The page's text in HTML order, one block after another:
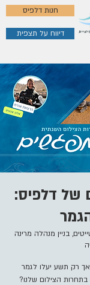
חנות דלפיס
דיווח על תצפית
של דלפיס:
בניין מנהלה מרינה
אך רק תשע יעלו לגמר
בתחרות הצילום שלנו?